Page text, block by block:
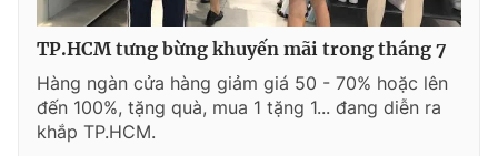
TP.HCM tưng bừng khuyến mãi trong tháng 7
Hàng ngàn cửa hàng giảm giá 50 - 70% hoặc lên
đến 100%, tặng quà, mua 1 tặng 1... đang diễn ra
khắp TP.HCM.